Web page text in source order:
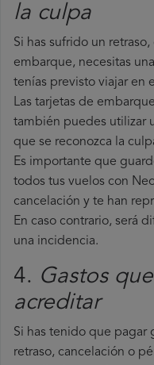
la culpa
Si has sufrido un
embarque, necesitas
tenías previsto viajar en
Las tarjetas de
también puedes utilizar
que se reconozca la
Es importante que
todos tus vuelos con
cancelación y te han
En caso contrario, será
una incidencia.
4. Gastos
acreditar
Si has tenido que pagar
retraso, cancelación o